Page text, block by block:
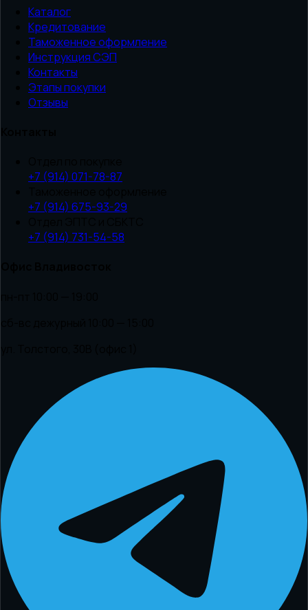
Каталог
Кредитование
Таможенное оформление
Инструкция СЭП
Контакты
Этапы покупки
Отзывы
+7 (914) 071-78-87
+7 (914) 675-93-29
+7 (914) 731-54-58